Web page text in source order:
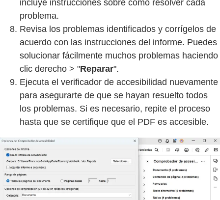
incluye instrucciones sobre cómo resolver cada
problema.
Revisa los problemas identificados y corrígelos de
acuerdo con las instrucciones del informe. Puedes
solucionar fácilmente muchos problemas haciendo
clic derecho > "Reparar".
Ejecuta el verificador de accesibilidad nuevamente
para asegurarte de que se hayan resuelto todos
los problemas. Si es necesario, repite el proceso
hasta que se certifique que el PDF es accesible.